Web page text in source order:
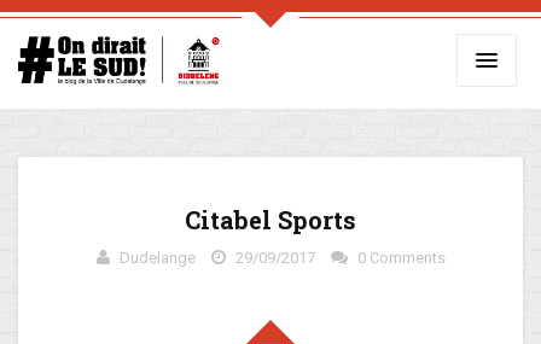
Citabel Sports
Dudelange 29/09/2017 0 Comments